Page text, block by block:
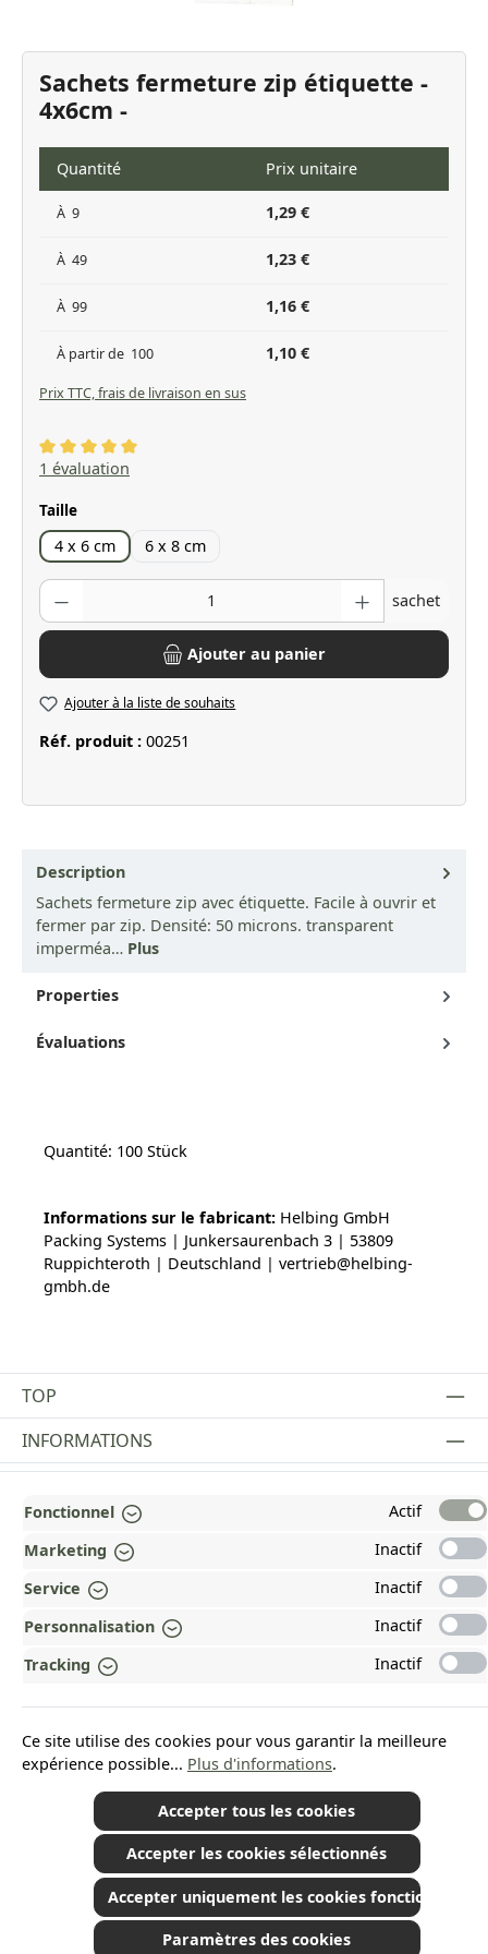
Sachets fermeture zip étiquette -
4x6cm -
Quantité Prix unitaire
À 9 1,29 €
À 49 1,23 €
À 99 1,16 €
À partir de 100 1,10 €
Prix TTC, frais de livraison en sus
Note moyenne de 5 sur 5 étoiles
1 évaluation
Sélectionnez
Taille
4 x 6 cm 6 x 8 cm
Quantité de produit : Entrez la quantité souhaitée ou utilisez les
sachet
Ajouter au panier
Ajouter à la liste de souhaits
Réf. produit : 00251
Description
Sachets fermeture zip avec étiquette. Facile à ouvrir et
fermer par zip. Densité: 50 microns. transparent
imperméa… Plus
Properties
Évaluations
Quantité: 100 Stück
Informations sur le fabricant: Helbing GmbH
Packing Systems | Junkersaurenbach 3 | 53809
Ruppichteroth | Deutschland | vertrieb@helbing-
gmbh.de
TOP
Revoke a contract
INFORMATIONS
PAYMENT AND SHIPPING METHODS
RÉCOMPENSÉ ET CERTIFIÉ !
POURQUOI HEAD&NATURE ?
OUR COMMUNITIES
*Tous les prix incluent la TVA plus les frais d'expéditionet les éventuels frais de
livraison, sauf indication contraire.
© 2026 Plamundo GmbH - All Rights Reserved. Theme byThemeWare®
Fonctionnel
Actif
Marketing
Inactif
Service
Inactif
Personnalisation
Inactif
Tracking
Inactif
Ce site utilise des cookies pour vous garantir la meilleure
expérience possible... Plus d'informations.
Accepter tous les cookies
Accepter les cookies sélectionnés
Accepter uniquement les cookies fonctionnels
Paramètres des cookies